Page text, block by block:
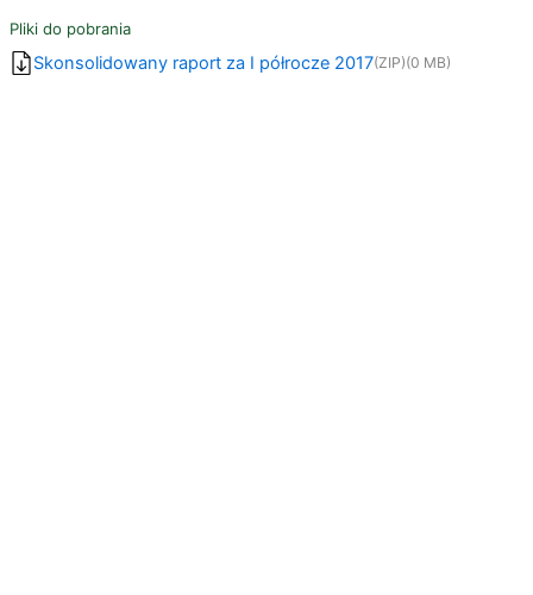
Pliki do pobrania
Skonsolidowany raport za I półrocze 2017(ZIP)(0 MB)